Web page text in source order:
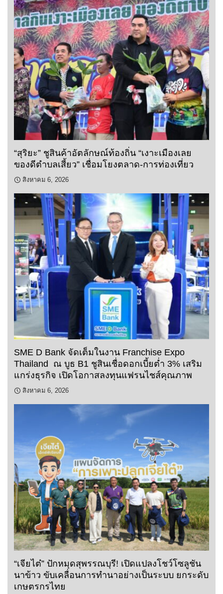
“สุริยะ” ชูสินค้าอัตลักษณ์ท้องถิ่น “เงาะเมืองเลย
ของดีตำบลเสี้ยว” เชื่อมโยงตลาด-การท่องเที่ยว
สิงหาคม 6, 2026
SME D Bank จัดเต็มในงาน Franchise Expo
Thailand ณ บูธ B1 ชูสินเชื่อดอกเบี้ยต่ำ 3% เสริม
แกร่งธุรกิจ เปิดโอกาสลงทุนแฟรนไชส์คุณภาพ
สิงหาคม 6, 2026
“เจียไต๋” ปักหมุดสุพรรณบุรี! เปิดแปลงโชว์โซลูชัน
นาข้าว ขับเคลื่อนการทำนาอย่างเป็นระบบ ยกระดับ
เกษตรกรไทย